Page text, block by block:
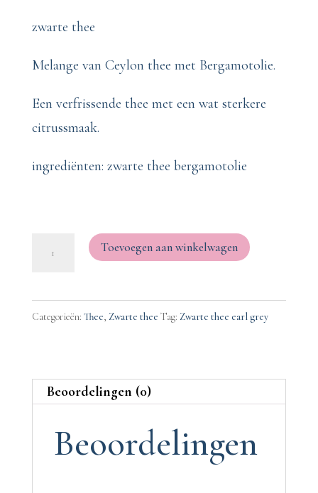
zwarte thee
Melange van Ceylon thee met Bergamotolie.
Een verfrissende thee met een wat sterkere
citrussmaak.
ingrediënten: zwarte thee bergamotolie
gram
met
aantal
Toevoegen aan winkelwagen
Categorieën: Thee, Zwarte thee Tag: Zwarte thee earl grey
Beoordelingen (0)
Beoordelingen